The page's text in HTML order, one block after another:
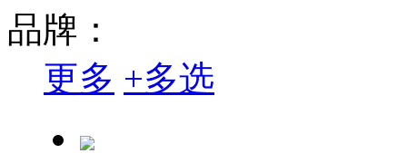
品牌：
更多 +多选